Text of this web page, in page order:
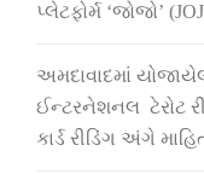
પ્લેટફોર્મ ‘જોજો’
અમદાવાદમાં
ઈન્ટરનેશનલ ટેરોટ
કાર્ડ રીડિંગ અંગે